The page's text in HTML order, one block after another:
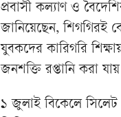
প্রবাসী কল্যাণ ও
জানিয়েছেন, শিগগিরই
যুবকদের কারিগরি
জনশক্তি রপ্তানি করা
১ জুলাই বিকেলে